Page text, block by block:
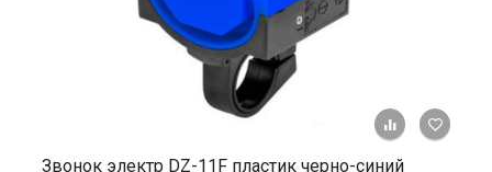
+ К
Звонок электр DZ-11F пластик черно-синий